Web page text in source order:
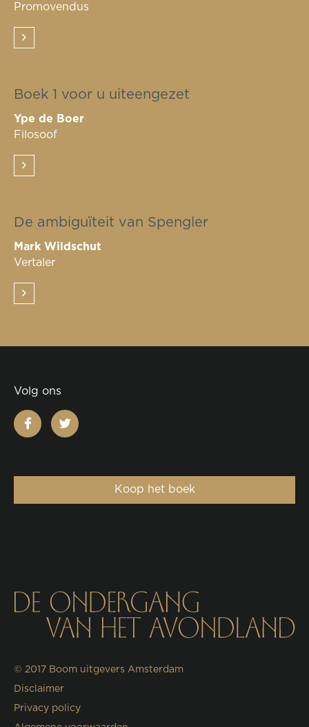
Promovendus
Boek 1 voor u uiteengezet
Ype de Boer
Filosoof
De ambiguïteit van Spengler
Mark Wildschut
Vertaler
Volg ons
facebooktwitter
Koop het boek
© 2017 Boom uitgevers Amsterdam
Disclaimer
Privacy policy